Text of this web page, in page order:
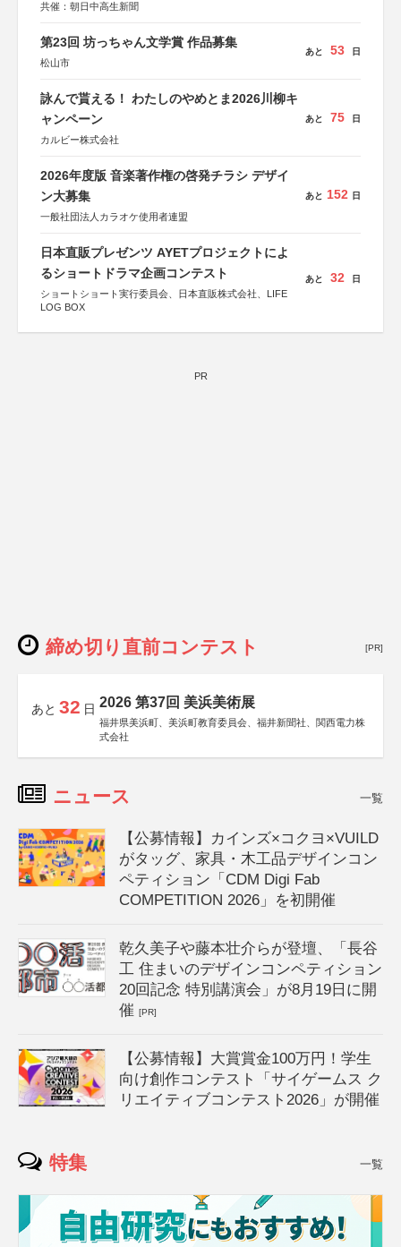
共催：朝日中高生新聞
第23回 坊っちゃん文学賞 作品募集
松山市
あと 53 日
詠んで貰える！ わたしのやめとま2026川柳キ
ャンペーン
カルビー株式会社
あと 75 日
2026年度版 音楽著作権の啓発チラシ デザイ
ン大募集
一般社団法人カラオケ使用者連盟
あと 152 日
日本直販プレゼンツ AYETプロジェクトによ
るショートドラマ企画コンテスト
ショートショート実行委員会、日本直販株式会社、LIFE
LOG BOX
あと 32 日
PR
締め切り直前コンテスト [PR]
あと 32 日 2026 第37回 美浜美術展
福井県美浜町、美浜町教育委員会、福井新聞社、関西電力株
式会社
ニュース 一覧
【公募情報】カインズ×コクヨ×VUILD
がタッグ、家具・木工品デザインコン
ペティション「CDM Digi Fab
COMPETITION 2026」を初開催
乾久美子や藤本壮介らが登壇、「長谷
工 住まいのデザインコンペティション
20回記念 特別講演会」が8月19日に開
催[PR]
【公募情報】大賞賞金100万円！学生
向け創作コンテスト「サイゲームス ク
リエイティブコンテスト2026」が開催
特集 一覧